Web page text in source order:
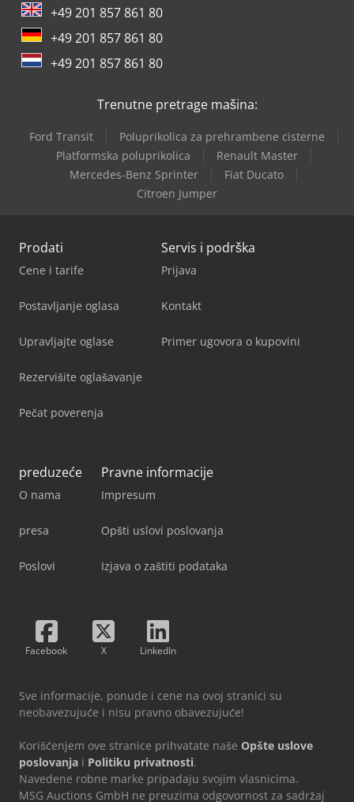
+49 201 857 861 80
+49 201 857 861 80
+49 201 857 861 80
Trenutne pretrage mašina:
Ford Transit
Poluprikolica za prehrambene cisterne
Platformska poluprikolica
Renault Master
Mercedes-Benz Sprinter
Fiat Ducato
Citroen Jumper
Prodati
Cene i tarife
Postavljanje oglasa
Upravljajte oglase
Rezervišite oglašavanje
Pečat poverenja
Servis i podrška
Prijava
Kontakt
Primer ugovora o kupovini
preduzeće
O nama
presa
Poslovi
Pravne informacije
Impresum
Opšti uslovi poslovanja
Izjava o zaštiti podataka
Facebook X LinkedIn
Sve informacije, ponude i cene na ovoj stranici su
neobavezujuće i nisu pravno obavezujuće!
Korišćenjem ove stranice prihvatate naše Opšte uslove
poslovanja i Politiku privatnosti.
Navedene robne marke pripadaju svojim vlasnicima.
MSG Auctions GmbH ne preuzima odgovornost za sadržaj